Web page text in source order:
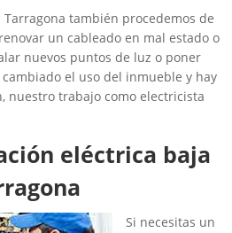
también procedemos de
un cableado en mal estado o
nuevos puntos de luz o poner
el uso del inmueble y hay
nuestro trabajo como electricista
eléctrica baja
Si necesitas un